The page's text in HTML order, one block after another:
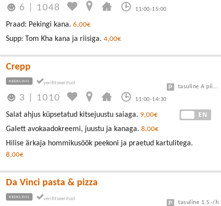
6 1048 11:00-15:00
Praad: Pekingi kana. 6,00€
Supp: Tom Kha kana ja riisiga. 4,00€
Crepp
KESKLINN
3 1010 11:00-14:30
tasuline A piirkond
EN
Salat ahjus küpsetatud kitsejuustu saiaga. 9,00€
Galett avokaadokreemi, juustu ja kanaga. 8,00€
Hilise ärkaja hommikusöök peekoni ja praetud kartulitega.
8,00€
Da Vinci pasta & pizza
KESKLINN
tasuline 1,5.-/h